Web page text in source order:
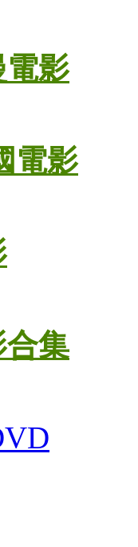
電影
電影
合集